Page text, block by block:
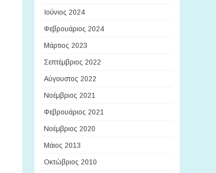
Ιούνιος 2024
Φεβρουάριος 2024
Μάρτιος 2023
Σεπτέμβριος 2022
Αύγουστος 2022
Νοέμβριος 2021
Φεβρουάριος 2021
Νοέμβριος 2020
Μάιος 2013
Οκτώβριος 2010